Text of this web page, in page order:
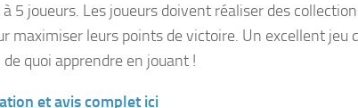
5 joueurs. Les joueurs doivent réaliser des
maximiser leurs points de victoire. Un excellent jeu
quoi apprendre en jouant !
et avis complet ici